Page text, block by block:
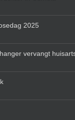
2025
vervangt